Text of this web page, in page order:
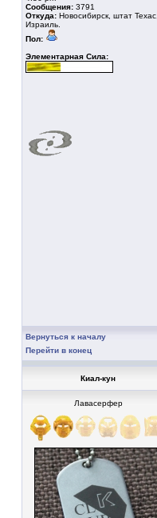
Сообщения: 3791
Откуда: Новосибирск, штат Техас,
Израиль.
Пол:
Элементарная Сила:
Вернуться к началу
Перейти в конец
Киал-кун
Лавасерфер